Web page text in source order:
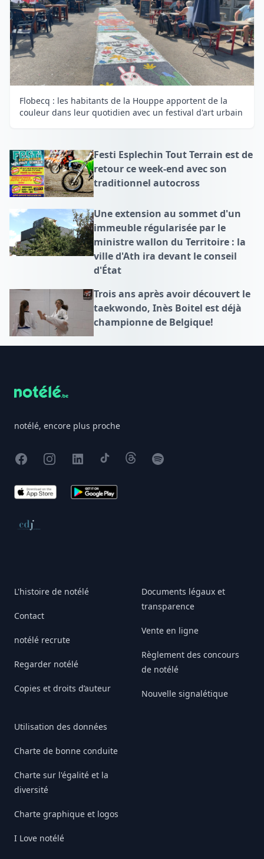
Flobecq : les habitants de la Houppe apportent de la
couleur dans leur quotidien avec un festival d'art urbain
Festi Esplechin Tout Terrain est de
retour ce week-end avec son
traditionnel autocross
Une extension au sommet d'un
immeuble régularisée par le
ministre wallon du Territoire : la
ville d'Ath ira devant le conseil
d'État
Trois ans après avoir découvert le
taekwondo, Inès Boitel est déjà
championne de Belgique!
notélé, encore plus proche
FacebookInstagram
X TikTokThreadsSpotify
App Store Google Play
Conseil de déontologie journalistique
L'histoire de notélé
Contact
notélé recrute
Regarder notélé
Copies et droits d’auteur
Utilisation des données
Charte de bonne conduite
Charte sur l'égalité et la
diversité
Charte graphique et logos
I Love notélé
Documents légaux et
transparence
Vente en ligne
Règlement des concours
de notélé
Nouvelle signalétique